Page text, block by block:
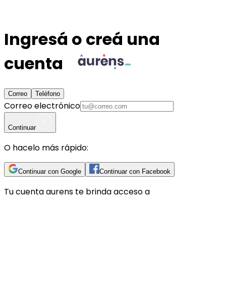
Ingresá o creá una
cuenta
Correo Teléfono
Correo electrónico
Continuar
O hacelo más rápido:
Continuar con Google Continuar con Facebook
Tu cuentaaurens te brinda acceso a